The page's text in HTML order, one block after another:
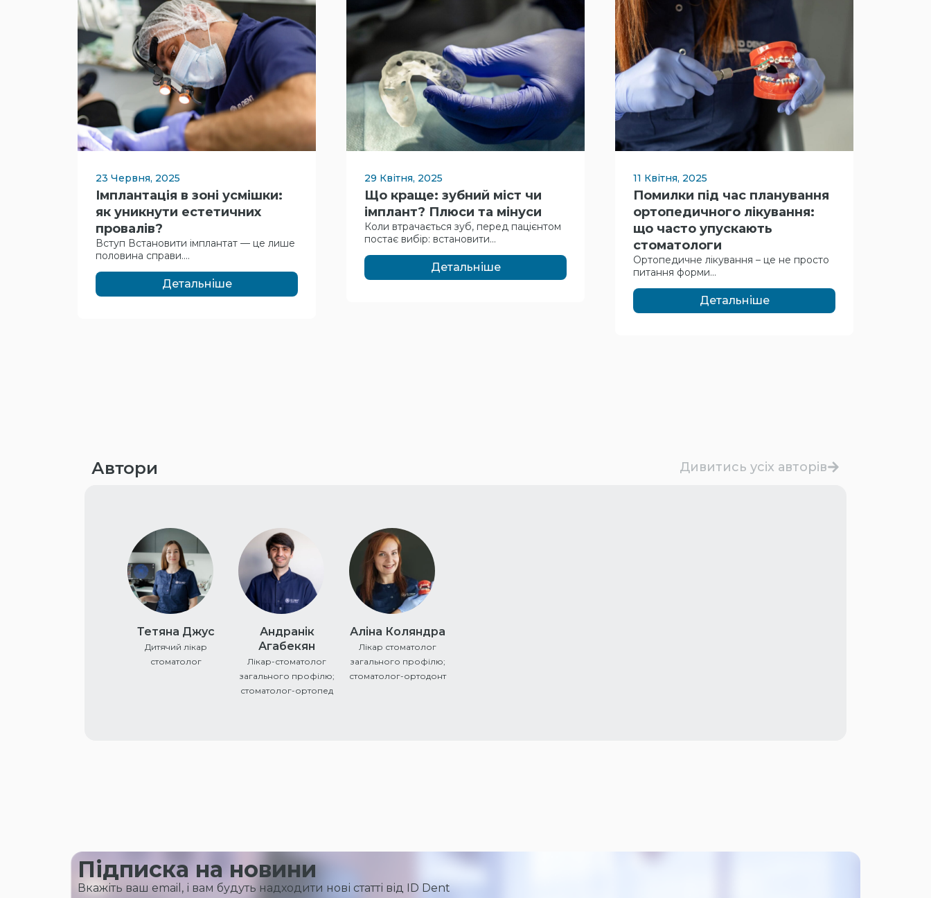
23 Червня, 2025
Імплантація в зоні усмішки:
як уникнути естетичних
провалів?
Вступ Встановити імплантат — це лише
половина справи....
Детальніше
29 Квітня, 2025
Що краще: зубний міст чи
імплант? Плюси та мінуси
Коли втрачається зуб, перед пацієнтом
постає вибір: встановити...
Детальніше
11 Квітня, 2025
Помилки під час планування
ортопедичного лікування:
що часто упускають
стоматологи
Ортопедичне лікування – це не просто
питання форми...
Детальніше
Автори Дивитись усіх авторів
Тетяна Джус
Дитячий лікар
стоматолог
Андранік
Агабекян
Лікар-стоматолог
загального профілю;
стоматолог-ортопед
Аліна Коляндра
Лікар стоматолог
загального профілю;
стоматолог-ортодонт
Підписка на новини
Вкажіть ваш email, і вам будуть надходити нові статті від ID Dent